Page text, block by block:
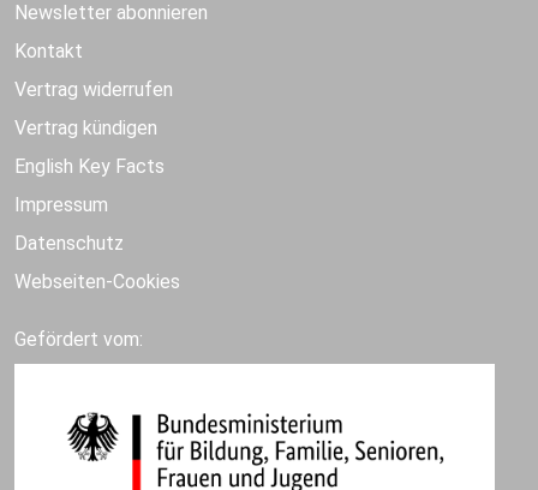
Newsletter abonnieren
Kontakt
Vertrag widerrufen
Vertrag kündigen
English Key Facts
Impressum
Datenschutz
Webseiten-Cookies
Gefördert vom: